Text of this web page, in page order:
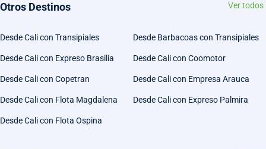
Otros Destinos Ver todos
Desde Cali con Transipiales Desde Barbacoas con Transipiales
Desde Cali con Expreso Brasilia Desde Cali con Coomotor
Desde Cali con Copetran Desde Cali con Empresa Arauca
Desde Cali con Flota Magdalena Desde Cali con Expreso Palmira
Desde Cali con Flota Ospina